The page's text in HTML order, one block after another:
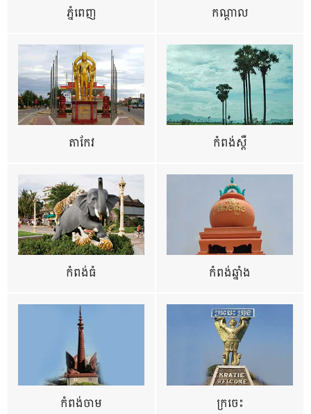
ភ្នំពេញ កណ្តាល
តាកែវ កំពង់ស្ពឺ
កំពង់ធំ កំពង់ឆ្នាំង
កំពង់ចាម ក្រចេះ